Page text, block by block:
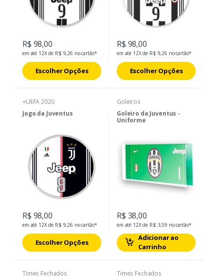
R$ 98,00
em até 12X de R$ 9,26 no cartão*
Escolher Opções
R$ 98,00
em até 12X de R$ 9,26 no cartão*
Escolher Opções
+UEFA 2020
Jogo da Juventus
R$ 98,00
em até 12X de R$ 9,26 no cartão*
Escolher Opções
Goleiros
Goleiro da Juventus -
Uniforme
R$ 38,00
em até 12X de R$ 3,59 no cartão*
Adicionar ao
Carrinho
Times Fechados
Times Fechados